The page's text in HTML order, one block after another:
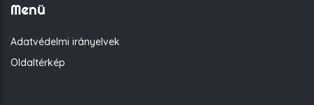
Menü
Adatvédelmi irányelvek
Oldaltérkép